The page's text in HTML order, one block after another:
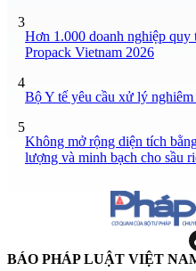
3
Hơn 1.000 doanh nghiệp
Propack Vietnam 2026
4
Bộ Y tế yêu cầu xử lý
5
Không mở rộng diện tích
lượng và minh bạch cho sầu
BÁO PHÁP LUẬT VIỆT